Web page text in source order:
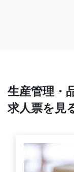
生産管理・
求人票を見